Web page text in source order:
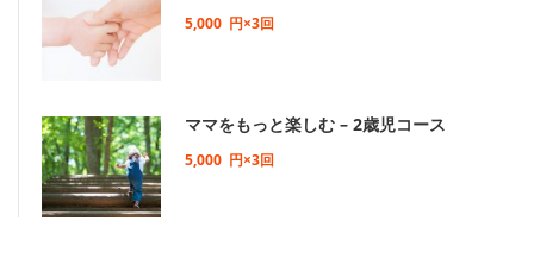
5,000 円×3回
ママをもっと楽しむ – 2歳児コース
5,000 円×3回